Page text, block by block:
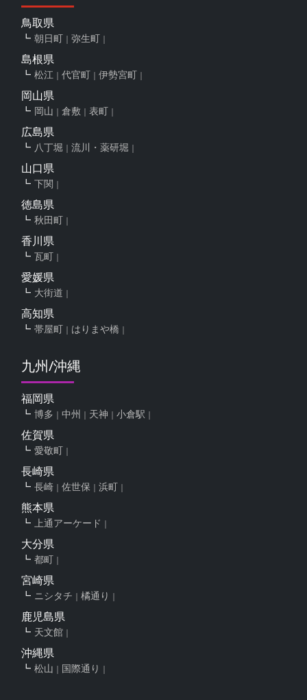
鳥取県
朝日町 弥生町
島根県
松江 代官町 伊勢宮町
岡山県
岡山 倉敷 表町
広島県
八丁堀 流川・薬研堀
山口県
下関
徳島県
秋田町
香川県
瓦町
愛媛県
大街道
高知県
帯屋町 はりまや橋
九州/沖縄
福岡県
博多 中州 天神 小倉駅
佐賀県
愛敬町
長崎県
長崎 佐世保 浜町
熊本県
上通アーケード
大分県
都町
宮崎県
ニシタチ 橘通り
鹿児島県
天文館
沖縄県
松山 国際通り